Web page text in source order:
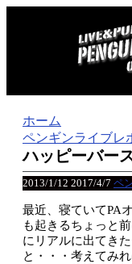
ホーム
ペンギンライブレ
ハッピー
2013/1/12 2017/4/7 ペ
最近、寝ていてPA
も起きるちょっと
にリアルに出てき
と・・・考えてみ